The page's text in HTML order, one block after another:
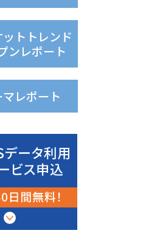
トトレンド
ンレポート
レポート